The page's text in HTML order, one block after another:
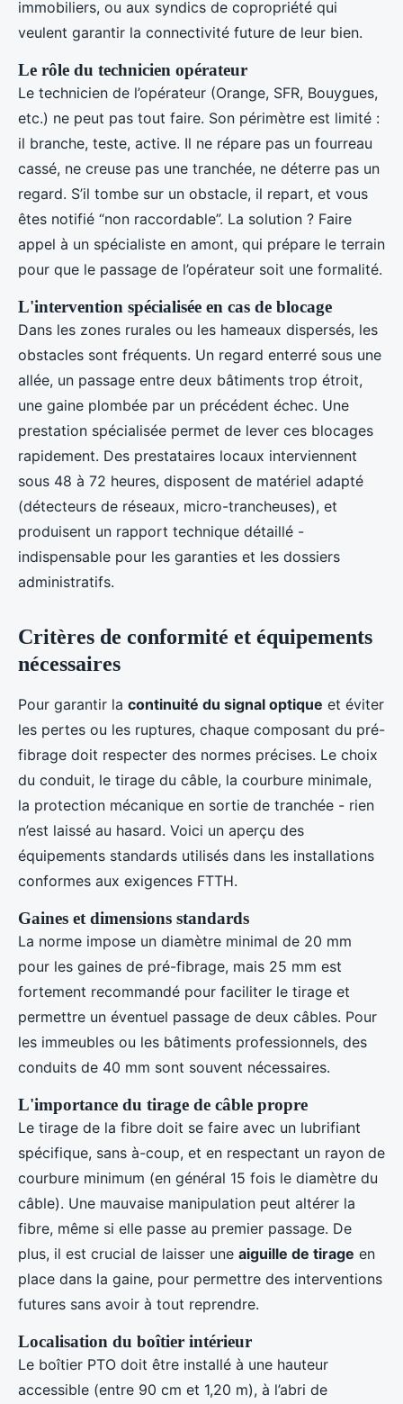
immobiliers, ou aux syndics de copropriété qui
veulent garantir la connectivité future de leur bien.
Le rôle du technicien opérateur
Le technicien de l’opérateur (Orange, SFR, Bouygues,
etc.) ne peut pas tout faire. Son périmètre est limité :
il branche, teste, active. Il ne répare pas un fourreau
cassé, ne creuse pas une tranchée, ne déterre pas un
regard. S’il tombe sur un obstacle, il repart, et vous
êtes notifié “non raccordable”. La solution ? Faire
appel à un spécialiste en amont, qui prépare le terrain
pour que le passage de l’opérateur soit une formalité.
L'intervention spécialisée en cas de blocage
Dans les zones rurales ou les hameaux dispersés, les
obstacles sont fréquents. Un regard enterré sous une
allée, un passage entre deux bâtiments trop étroit,
une gaine plombée par un précédent échec. Une
prestation spécialisée permet de lever ces blocages
rapidement. Des prestataires locaux interviennent
sous 48 à 72 heures, disposent de matériel adapté
(détecteurs de réseaux, micro-trancheuses), et
produisent un rapport technique détaillé -
indispensable pour les garanties et les dossiers
administratifs.
Critères de conformité et équipements
nécessaires
Pour garantir la continuité du signal optique et éviter
les pertes ou les ruptures, chaque composant du pré-
fibrage doit respecter des normes précises. Le choix
du conduit, le tirage du câble, la courbure minimale,
la protection mécanique en sortie de tranchée - rien
n’est laissé au hasard. Voici un aperçu des
équipements standards utilisés dans les installations
conformes aux exigences FTTH.
Gaines et dimensions standards
La norme impose un diamètre minimal de 20 mm
pour les gaines de pré-fibrage, mais 25 mm est
fortement recommandé pour faciliter le tirage et
permettre un éventuel passage de deux câbles. Pour
les immeubles ou les bâtiments professionnels, des
conduits de 40 mm sont souvent nécessaires.
L'importance du tirage de câble propre
Le tirage de la fibre doit se faire avec un lubrifiant
spécifique, sans à-coup, et en respectant un rayon de
courbure minimum (en général 15 fois le diamètre du
câble). Une mauvaise manipulation peut altérer la
fibre, même si elle passe au premier passage. De
plus, il est crucial de laisser une aiguille de tirage en
place dans la gaine, pour permettre des interventions
futures sans avoir à tout reprendre.
Localisation du boîtier intérieur
Le boîtier PTO doit être installé à une hauteur
accessible (entre 90 cm et 1,20 m), à l’abri de